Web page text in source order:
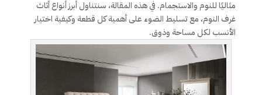
مثاليًا للنوم والاستجمام. في هذه المقالة، سنتناول أبرز أنواع أثاث
غرف النوم، مع تسليط الضوء على أهمية كل قطعة وكيفية اختيار
الأنسب لكل مساحة وذوق.